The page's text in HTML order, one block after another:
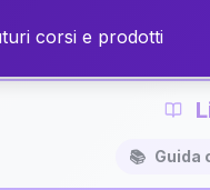
⚡
📚 Guida
corsi e prodotti